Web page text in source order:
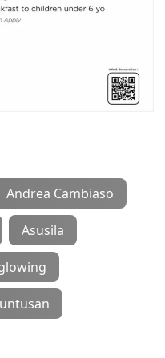
Andrea Cambiaso
Asusila